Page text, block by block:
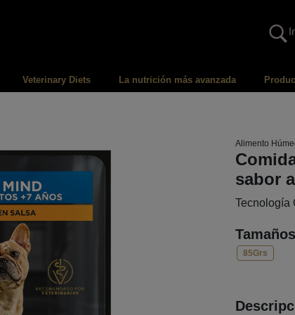
Veterinary Diets La nutrición más avanzada
Alimento
sabor
Tecnología
85Grs